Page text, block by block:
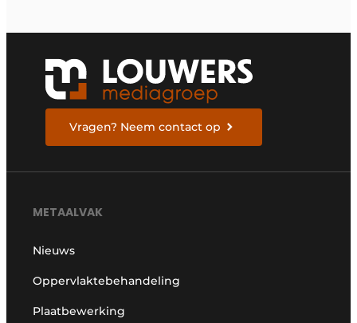
Vragen? Neem contact op
METAALVAK
Nieuws
Oppervlaktebehandeling
Plaatbewerking